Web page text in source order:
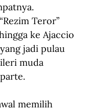
Teror”
ke Ajaccio
jadi pulau
muda
memilih